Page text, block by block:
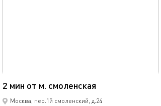
2 мин от м. смоленская
Москва, пер.1й смоленский, д.24